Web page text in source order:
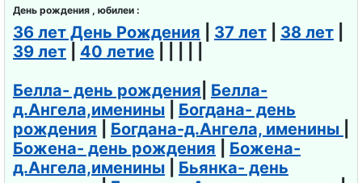
День рождения , юбилеи :
36 лет День Рождения 37 лет 38 лет
39 лет
40 летие
Белла- день рождения Белла-
д.Ангела,именины
Богдана- день
рождения
Богдана-д.Ангела, именины
Божена- день рождения
Божена-
д.Ангела,именины
Бьянка- день